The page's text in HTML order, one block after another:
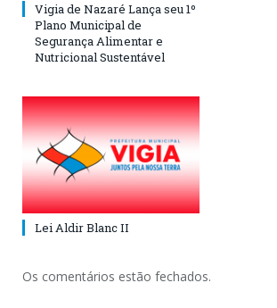
Vigia de Nazaré Lança seu 1º
Plano Municipal de
Segurança Alimentar e
Nutricional Sustentável
Lei Aldir Blanc II
Os comentários estão fechados.